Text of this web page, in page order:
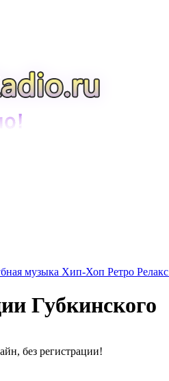
музыка Хип-Хоп Ретро Релакс
Губкинского
без регистрации!